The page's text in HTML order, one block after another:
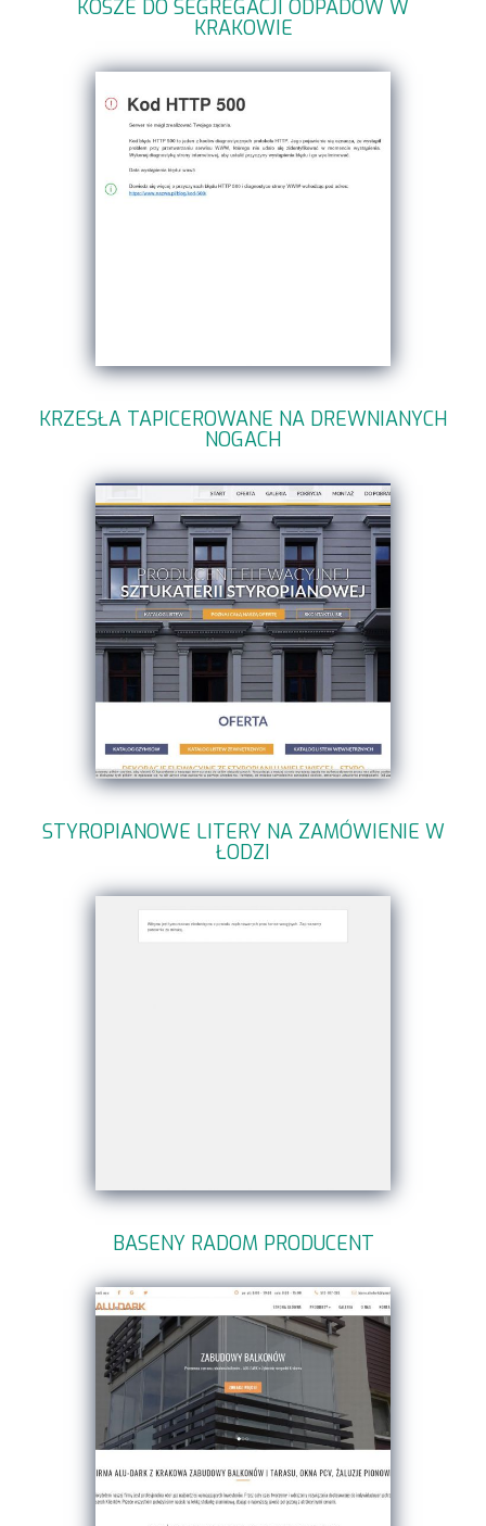
KOSZE DO SEGREGACJI ODPADÓW W
KRAKOWIE
KRZESŁA TAPICEROWANE NA DREWNIANYCH
NOGACH
STYROPIANOWE LITERY NA ZAMÓWIENIE W
ŁODZI
BASENY RADOM PRODUCENT